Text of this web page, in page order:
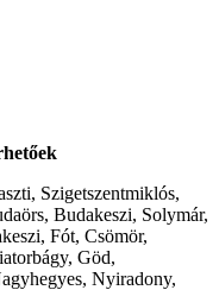
Szigetszentmiklós,
Budakeszi, Solymár,
Fót, Csömör,
Göd,
Nyiradony,